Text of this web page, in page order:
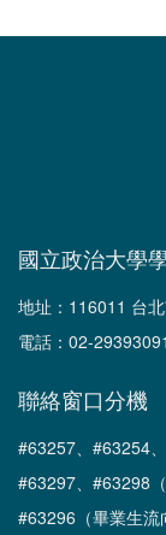
國立政治大學
地址：116011 台
電話：02-
聯絡窗口分機
#63257、#63254
#63297、#63298（
#63296（畢業生流